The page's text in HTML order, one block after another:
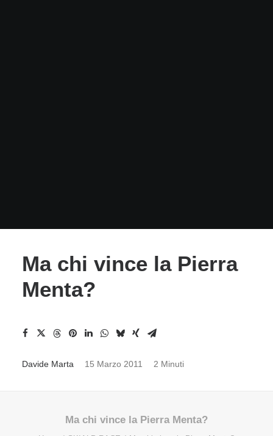
Ma chi vince la Pierra
Menta?
Davide Marta 15 Marzo 2011 2 Minuti
Ma chi vince la Pierra Menta?